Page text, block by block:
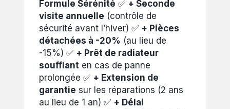
Formule Sérénité ✅ + Seconde
visite annuelle (contrôle de
sécurité avant l’hiver) ✅ + Pièces
détachées à -20% (au lieu de
-15%) ✅ + Prêt de radiateur
soufflant en cas de panne
prolongée ✅ + Extension de
garantie sur les réparations (2 ans
au lieu de 1 an) ✅ + Délai